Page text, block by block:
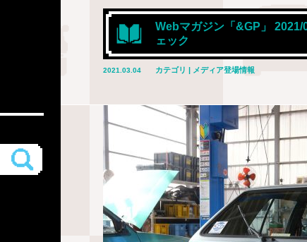
Webマガジン「&GP」
ェック
2021.03.04 カテゴリ | メディア登場情報